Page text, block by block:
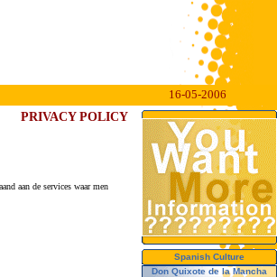
16-05-2006
PRIVACY POLICY
aan de services waar men
Spanish Culture
Don Quixote de la Mancha